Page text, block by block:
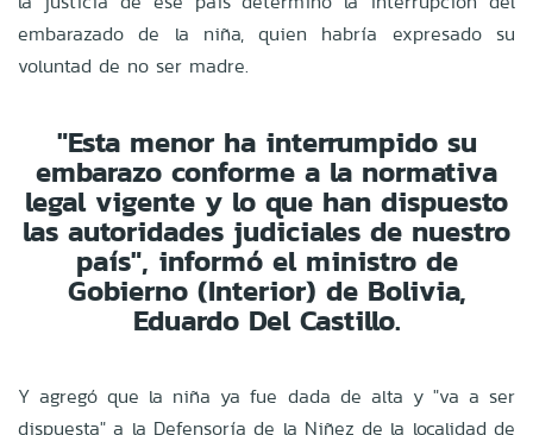
embarazado de la niña, quien habría expresado su
voluntad de no ser madre.
"Esta menor ha interrumpido su
embarazo conforme a la normativa
legal vigente y lo que han dispuesto
las autoridades judiciales de nuestro
país", informó el ministro de
Gobierno (Interior) de Bolivia,
Eduardo Del Castillo.
Y agregó que la niña ya fue dada de alta y "va a ser
dispuesta" a la Defensoría de la Niñez de la localidad de